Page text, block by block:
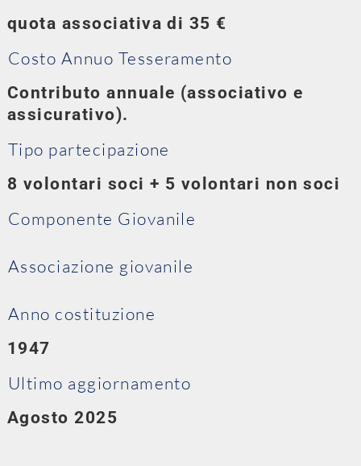
quota associativa di 35 €
Costo Annuo Tesseramento
Contributo annuale (associativo e
assicurativo).
Tipo partecipazione
8 volontari soci + 5 volontari non soci
Componente Giovanile
Associazione giovanile
Anno costituzione
1947
Ultimo aggiornamento
Agosto 2025